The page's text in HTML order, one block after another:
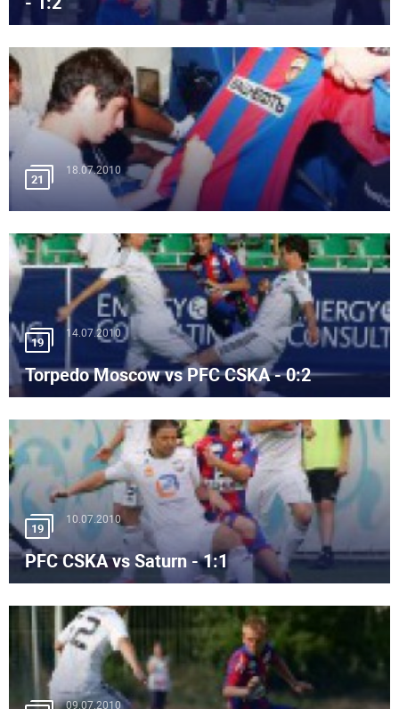
21
18.07.2010
19
14.07.2010
Torpedo Moscow vs PFC CSKA - 0:2
19
10.07.2010
PFC CSKA vs Saturn - 1:1
09.07.2010